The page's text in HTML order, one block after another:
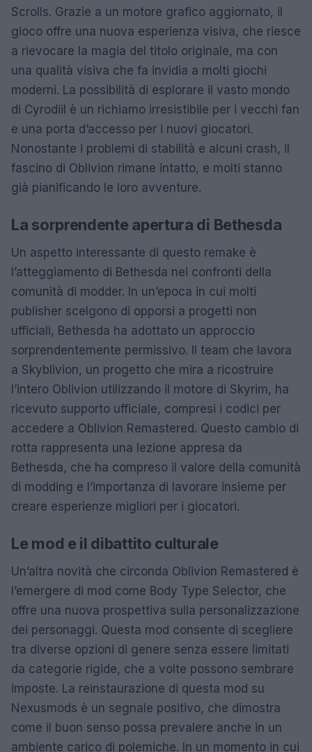
Scrolls. Grazie a un motore grafico aggiornato, il
gioco offre una nuova esperienza visiva, che riesce
a rievocare la magia del titolo originale, ma con
una qualità visiva che fa invidia a molti giochi
moderni. La possibilità di esplorare il vasto mondo
di Cyrodiil è un richiamo irresistibile per i vecchi fan
e una porta d’accesso per i nuovi giocatori.
Nonostante i problemi di stabilità e alcuni crash, il
fascino di Oblivion rimane intatto, e molti stanno
già pianificando le loro avventure.
La sorprendente apertura di Bethesda
Un aspetto interessante di questo remake è
l’atteggiamento di Bethesda nei confronti della
comunità di modder. In un’epoca in cui molti
publisher scelgono di opporsi a progetti non
ufficiali, Bethesda ha adottato un approccio
sorprendentemente permissivo. Il team che lavora
a Skyblivion, un progetto che mira a ricostruire
l’intero Oblivion utilizzando il motore di Skyrim, ha
ricevuto supporto ufficiale, compresi i codici per
accedere a Oblivion Remastered. Questo cambio di
rotta rappresenta una lezione appresa da
Bethesda, che ha compreso il valore della comunità
di modding e l’importanza di lavorare insieme per
creare esperienze migliori per i giocatori.
Le mod e il dibattito culturale
Un’altra novità che circonda Oblivion Remastered è
l’emergere di mod come Body Type Selector, che
offre una nuova prospettiva sulla personalizzazione
dei personaggi. Questa mod consente di scegliere
tra diverse opzioni di genere senza essere limitati
da categorie rigide, che a volte possono sembrare
imposte. La reinstaurazione di questa mod su
Nexusmods è un segnale positivo, che dimostra
come il buon senso possa prevalere anche in un
ambiente carico di polemiche. In un momento in cui